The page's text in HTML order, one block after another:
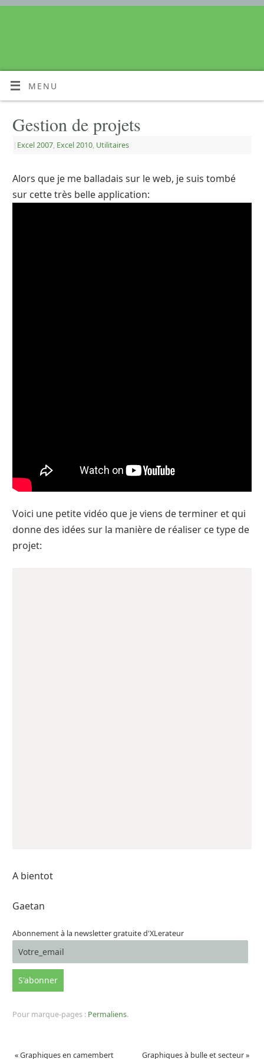
MENU
Gestion de projets
| Excel 2007, Excel 2010, Utilitaires
Alors que je me balladais sur le web, je suis tombé
sur cette très belle application:
Voici une petite vidéo que je viens de terminer et qui
donne des idées sur la manière de réaliser ce type de
projet:
A bientot
Gaetan
Abonnement à la newsletter gratuite d'XLerateur
Pour marque-pages : Permaliens.
«Graphiques en camembert Graphiques à bulle et secteur»